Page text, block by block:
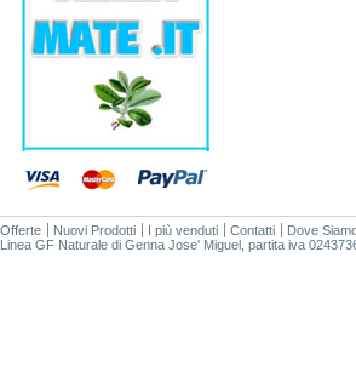
Offerte Nuovi Prodotti I più venduti Contatti Dove
Linea GF Naturale di Genna Jose' Miguel, partita iva